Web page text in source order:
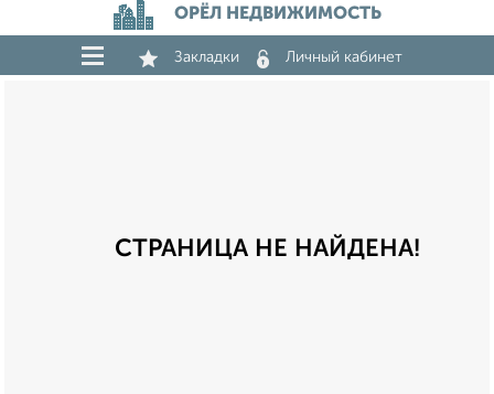
ОРЁЛ НЕДВИЖИМОСТЬ
Закладки Личный кабинет
СТРАНИЦА НЕ НАЙДЕНА!